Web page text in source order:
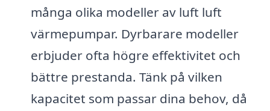
många olika modeller av luft luft
värmepumpar. Dyrbarare modeller
erbjuder ofta högre effektivitet och
bättre prestanda. Tänk på vilken
kapacitet som passar dina behov, då